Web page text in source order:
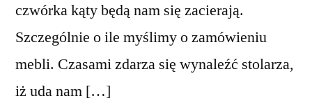
czwórka kąty będą nam się zacierają.
Szczególnie o ile myślimy o zamówieniu
mebli. Czasami zdarza się wynaleźć stolarza,
iż uda nam […]